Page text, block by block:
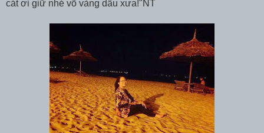
cát ơi giữ nhé võ vàng dấu xưa!"NT